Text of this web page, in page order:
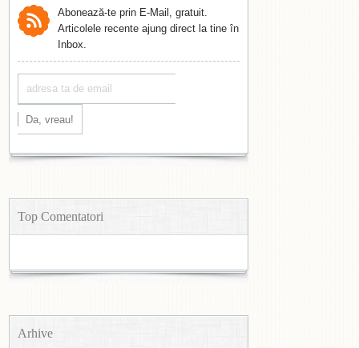
Abonează-te prin E-Mail, gratuit.
Articolele recente ajung direct la tine în
Inbox.
Top Comentatori
Arhive